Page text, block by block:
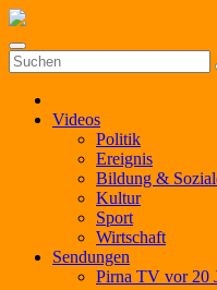
Zum
springen
Videos
Politik
Ereignis
Bildung &
Kultur
Sport
Wirtschaft
Sendungen
Pirna TV vor 20